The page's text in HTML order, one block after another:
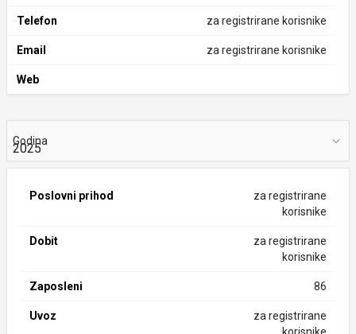
Telefon za registrirane korisnike
Email za registrirane korisnike
Web
Godina
Poslovni prihod
za registrirane
korisnike
Dobit
za registrirane
korisnike
Zaposleni 86
Uvoz
za registrirane